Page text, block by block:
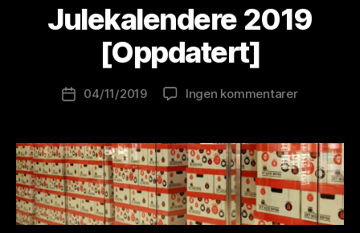
Julekalendere 2019
[Oppdatert]
Innleggsforfatter
w
l
o
n
is
t
Publiseringsdato
04/11/2019 Ingen kommentarertil